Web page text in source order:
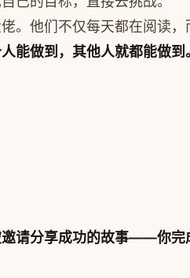
他们不仅每天都在阅读
能做到，其他人就都能做到
请分享成功的故事——你